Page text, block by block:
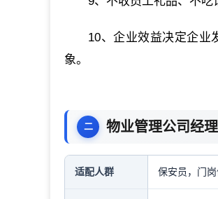
10、企业效益决定企业
象。
物业管理公司经
适配人群 保安员，门